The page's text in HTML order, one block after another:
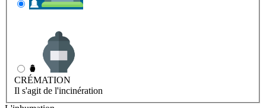
CRÉMATION
Il s'agit de l'incinération